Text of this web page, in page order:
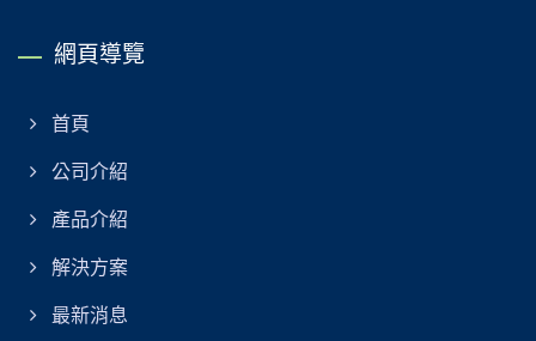
網頁導覽
首頁
公司介紹
產品介紹
解決方案
最新消息